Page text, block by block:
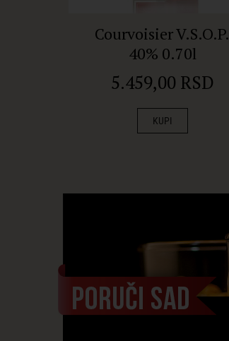
Courvoisier V.S.O.P.
40% 0.70l
5.459,00 RSD
KUPI